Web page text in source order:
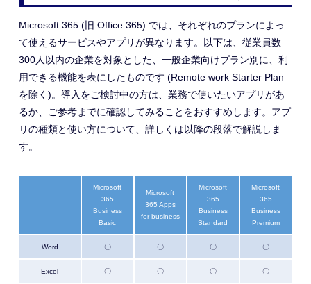
Microsoft 365 (旧 Office 365) では、それぞれのプランによっ
て使えるサービスやアプリが異なります。
以下は、従業員数
300人以内の企業を対象とした、一般企業向けプラン別に、利
用できる機能を表にしたものです (Remote work Starter Plan
を除く)。導入をご検討中の方は、業務で使いたいアプリがあ
るか、ご参考までに確認してみることをおすすめします。アプ
リの種類と使い方について、詳しくは以降の段落で解説しま
す。
Microsoft
365
Business
Basic
Microsoft
365 Apps
for business
Microsoft
365
Business
Standard
Microsoft
365
Business
Premium
Word 〇 〇 〇 〇
Excel 〇 〇 〇 〇